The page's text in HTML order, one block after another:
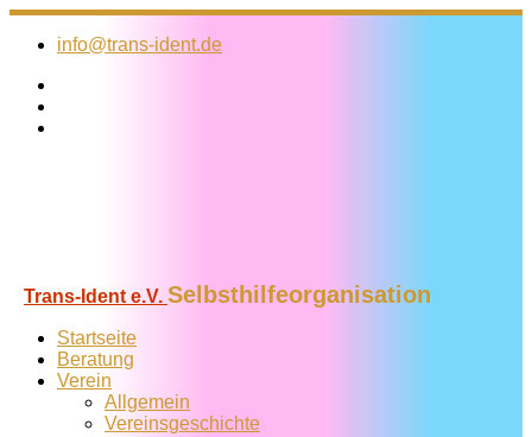
Zum
Inhalt
info@trans-ident.de
Trans-Ident e.V. Selbsthilfeorganisation
Startseite
Beratung
Verein
Allgemein
Vereins­geschichte